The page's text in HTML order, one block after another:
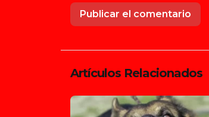
Artículos Relacionados